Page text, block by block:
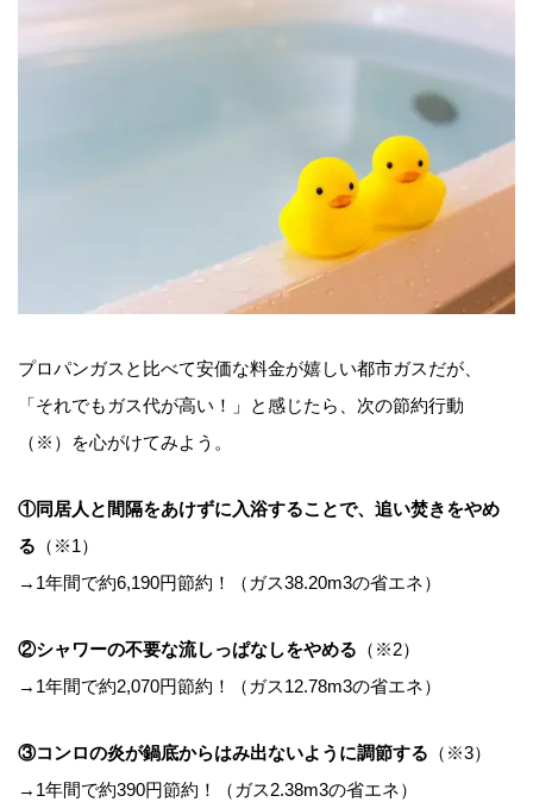
プロパンガスと比べて安価な料金が嬉しい都市ガスだが、
「それでもガス代が高い！」と感じたら、次の節約行動
（※）を心がけてみよう。
①同居人と間隔をあけずに入浴することで、追い焚きをやめ
る （※1）
→1年間で約6,190円節約！（ガス38.20m3の省エネ）
②シャワーの不要な流しっぱなしをやめる （※2）
→1年間で約2,070円節約！（ガス12.78m3の省エネ）
③コンロの炎が鍋底からはみ出ないように調節する （※3）
→1年間で約390円節約！（ガス2.38m3の省エネ）